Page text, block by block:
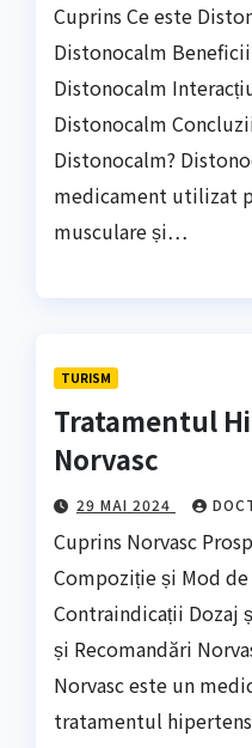
Cuprins Ce este
Distonocalm
Distonocalm
Distonocalm
Distonocalm?
medicament utilizat
musculare și…
TURISM
Tratamentul
Norvasc
29 MAI 2024
Cuprins Norvasc
Compoziție și Mod
Contraindicații Dozaj
și Recomandări
Norvasc este un
tratamentul